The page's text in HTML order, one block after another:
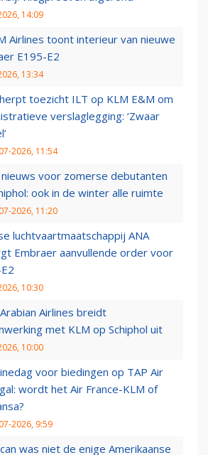
14:09
Airlines toont interieur van nieuwe
E195-E2
13:34
toezicht ILT op KLM E&M om
verslaglegging: ‘Zwaar
2026, 11:54
voor zomerse debutanten
ook in de winter alle ruimte
2026, 11:20
luchtvaartmaatschappij ANA
Embraer aanvullende order voor
10:30
Airlines breidt
met KLM op Schiphol uit
10:00
voor biedingen op TAP Air
wordt het Air France-KLM of
2026, 9:59
was niet de enige Amerikaanse